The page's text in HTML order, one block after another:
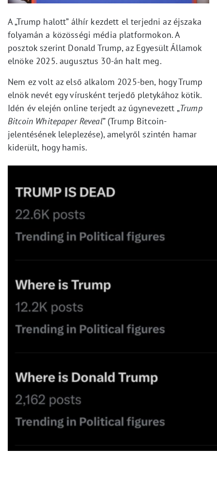
A „Trump halott” álhír kezdett el terjedni az éjszaka
folyamán a közösségi média platformokon. A
posztok szerint Donald Trump, az Egyesült Államok
elnöke 2025. augusztus 30-án halt meg.
Nem ez volt az első alkalom 2025-ben, hogy Trump
elnök nevét egy vírusként terjedő pletykához kötik.
Idén év elején online terjedt az úgynevezett „Trump
Bitcoin Whitepaper Reveal” (Trump Bitcoin-
jelentésének leleplezése), amelyről szintén hamar
kiderült, hogy hamis.